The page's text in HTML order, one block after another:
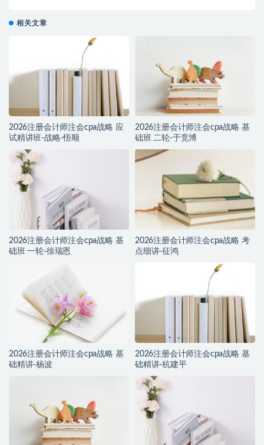
相关文章
2026注册会计师注会cpa战略 应
试精讲班-战略-悟顺
2026注册会计师注会cpa战略 基
础班 二轮-于竞博
2026注册会计师注会cpa战略 基
础班 一轮-徐瑞恩
2026注册会计师注会cpa战略 考
点细讲-征鸿
2026注册会计师注会cpa战略 基
础精讲-杨波
2026注册会计师注会cpa战略 基
础精讲-杭建平